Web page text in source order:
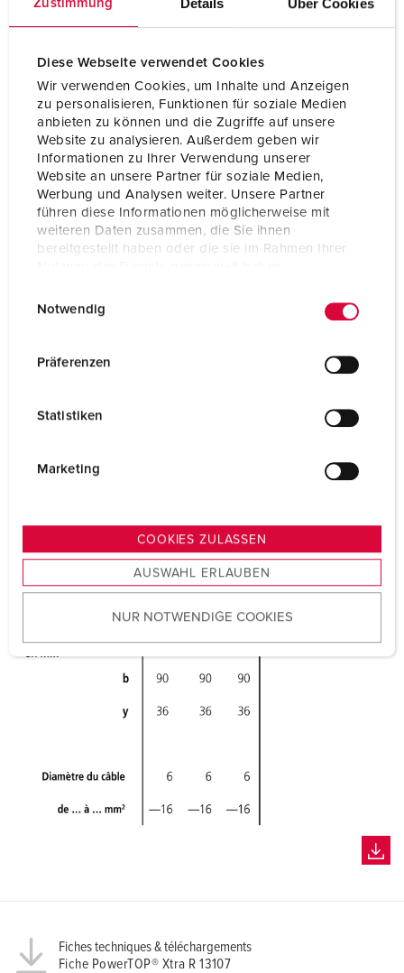
Zustimmung
Diese Webseite verwendet Cookies
Wir verwenden Cookies, um Inhalte und Anzeigen
zu personalisieren, Funktionen für soziale Medien
anbieten zu können und die Zugriffe auf unsere
Website zu analysieren. Außerdem geben wir
Informationen zu Ihrer Verwendung unserer
Website an unsere Partner für soziale Medien,
Werbung und Analysen weiter. Unsere Partner
führen diese Informationen möglicherweise mit
weiteren Daten zusammen, die Sie ihnen
bereitgestellt haben oder die sie im Rahmen Ihrer
s
u
w
a
Notwendig
Präferenzen
Statistiken
Marketing
COOKIES ZULASSEN
AUSWAHL ERLAUBEN
NUR NOTWENDIGE COOKIES
Position horaire 7 h
Hertz 50-60 Hz
Technique de
raccordement
avec bornes à vis
Contacts
Support de contacts à haute tenue
Contacts nickelés
Indice de protection IP54
Poids 722 g
conformité
Fiches techniques & téléchargements
Fiche PowerTOP® Xtra R 13107